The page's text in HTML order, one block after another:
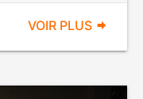
VOIR PLUS